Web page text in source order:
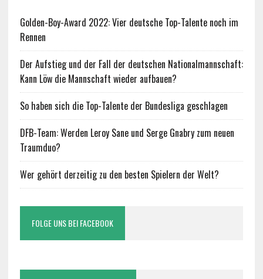
Golden-Boy-Award 2022: Vier deutsche Top-Talente noch im
Rennen
Der Aufstieg und der Fall der deutschen Nationalmannschaft:
Kann Löw die Mannschaft wieder aufbauen?
So haben sich die Top-Talente der Bundesliga geschlagen
DFB-Team: Werden Leroy Sane und Serge Gnabry zum neuen
Traumduo?
Wer gehört derzeitig zu den besten Spielern der Welt?
FOLGE UNS BEI FACEBOOK